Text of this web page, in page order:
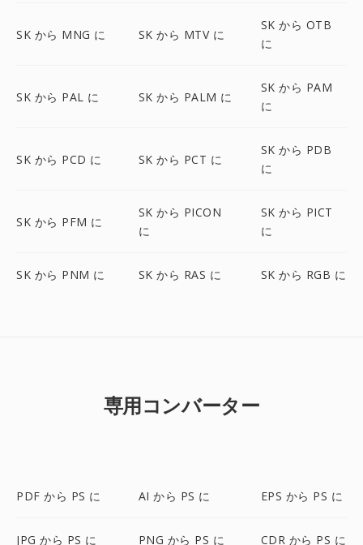
SK から MNG に SK から MTV に
SK から OTB
に
SK から PAL に SK から PALM に
SK から PAM
に
SK から PCD に SK から PCT に
SK から PDB
に
SK から PFM に
SK から PICON
に
SK から PICT
に
SK から PNM に SK から RAS に SK から RGB に
専用コンバーター
PDF から PS に AI から PS に EPS から PS に
JPG から PS に PNG から PS に CDR から PS に